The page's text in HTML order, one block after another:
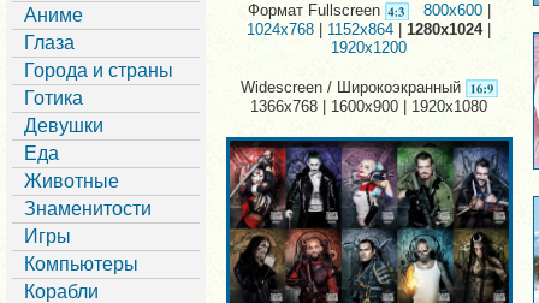
Аниме
Глаза
Города и страны
Готика
Девушки
Еда
Животные
Знаменитости
Игры
Компьютеры
Корабли
Формат Fullscreen 800x600
1024x768|1152x864 |1280x1024|
1920x1200
Widescreen / Широкоэкранный
1366x768 | 1600x900 | 1920x1080